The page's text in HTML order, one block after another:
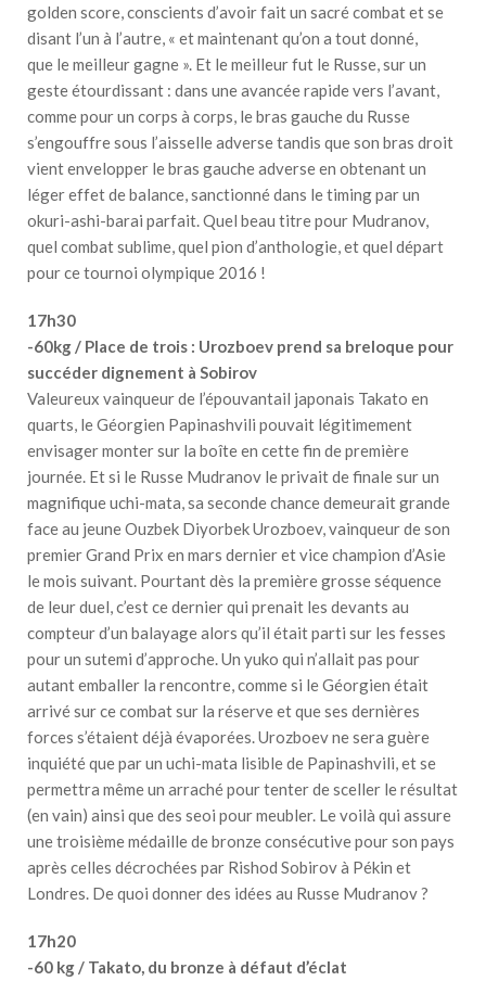
golden score, conscients d’avoir fait un sacré combat et se
disant l’un à l’autre, « et maintenant qu’on a tout donné,
que le meilleur gagne ». Et le meilleur fut le Russe, sur un
geste étourdissant : dans une avancée rapide vers l’avant,
comme pour un corps à corps, le bras gauche du Russe
s’engouffre sous l’aisselle adverse tandis que son bras droit
vient envelopper le bras gauche adverse en obtenant un
léger effet de balance, sanctionné dans le timing par un
okuri-ashi-barai parfait. Quel beau titre pour Mudranov,
quel combat sublime, quel pion d’anthologie, et quel départ
pour ce tournoi olympique 2016 !
17h30
-60kg / Place de trois : Urozboev prend sa breloque pour
succéder dignement à Sobirov
Valeureux vainqueur de l’épouvantail japonais Takato en
quarts, le Géorgien Papinashvili pouvait légitimement
envisager monter sur la boîte en cette fin de première
journée. Et si le Russe Mudranov le privait de finale sur un
magnifique uchi-mata, sa seconde chance demeurait grande
face au jeune Ouzbek Diyorbek Urozboev, vainqueur de son
premier Grand Prix en mars dernier et vice champion d’Asie
le mois suivant. Pourtant dès la première grosse séquence
de leur duel, c’est ce dernier qui prenait les devants au
compteur d’un balayage alors qu’il était parti sur les fesses
pour un sutemi d’approche. Un yuko qui n’allait pas pour
autant emballer la rencontre, comme si le Géorgien était
arrivé sur ce combat sur la réserve et que ses dernières
forces s’étaient déjà évaporées. Urozboev ne sera guère
inquiété que par un uchi-mata lisible de Papinashvili, et se
permettra même un arraché pour tenter de sceller le résultat
(en vain) ainsi que des seoi pour meubler. Le voilà qui assure
une troisième médaille de bronze consécutive pour son pays
après celles décrochées par Rishod Sobirov à Pékin et
Londres. De quoi donner des idées au Russe Mudranov ?
17h20
-60 kg / Takato, du bronze à défaut d’éclat